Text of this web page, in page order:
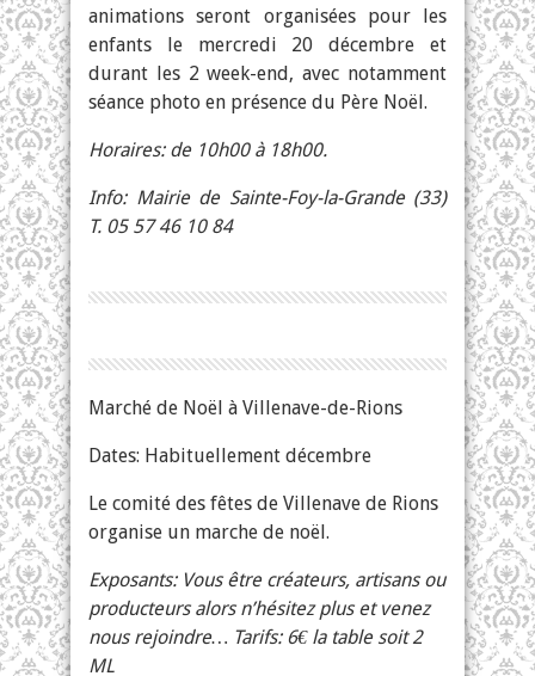
animations seront organisées pour les
enfants le mercredi 20 décembre et
durant les 2 week-end, avec notamment
séance photo en présence du Père Noël.
Horaires: de 10h00 à 18h00.
Info: Mairie de Sainte-Foy-la-Grande (33)
T. 05 57 46 10 84
Marché de Noël à Villenave-de-Rions
Dates: Habituellement décembre
Le comité des fêtes de Villenave de Rions
organise un marche de noël.
Exposants: Vous être créateurs, artisans ou
producteurs alors n’hésitez plus et venez
nous rejoindre… Tarifs: 6€ la table soit 2
ML